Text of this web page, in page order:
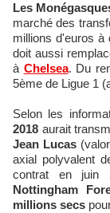
Les
marché des
millions d'euros à
doit aussi
à Chelsea. Du
5ème de Ligue 1
Selon les
2018 aurait
Jean Lucas
axial polyvalent
contrat en juin
Nottingham
millions secs